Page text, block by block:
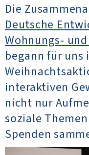
Die
Deutsche
Wohnungs-
begann für uns
interaktiven
nicht nur
soziale
Spenden